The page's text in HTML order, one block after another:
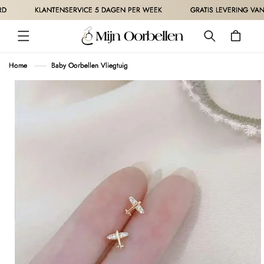
METEEN
NAAR DE
CONTENT
KLANTENSERVICE 5 DAGEN PER WEEK GRATIS LEVERING
Winkelwagen
Home Baby Oorbellen Vliegtuig